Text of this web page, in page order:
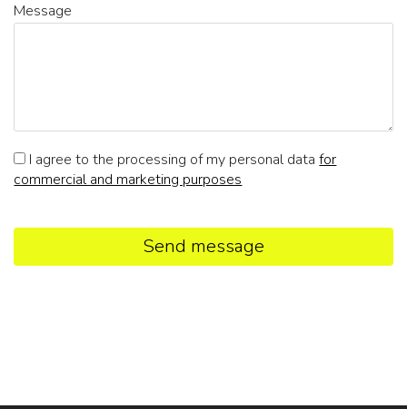
Message
I agree to the processing of my personal datafor
commercial and marketing purposes
Send message